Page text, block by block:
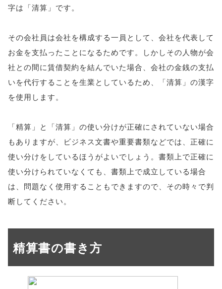
字は「清算」です。
その会社員は会社を構成する一員として、会社を代表して
お金を支払ったことになるためです。しかしその人物が会
社との間に賃借契約を結んでいた場合、会社の金銭の支払
いを代行することを生業としているため、「清算」の漢字
を使用します。
「精算」と「清算」の使い分けが正確にされていない場合
もありますが、ビジネス文書や重要書類などでは、正確に
使い分けをしているほうがよいでしょう。書類上で正確に
使い分けられていなくても、書類上で成立している場合
は、問題なく使用することもできますので、その時々で判
断してください。
精算書の書き方